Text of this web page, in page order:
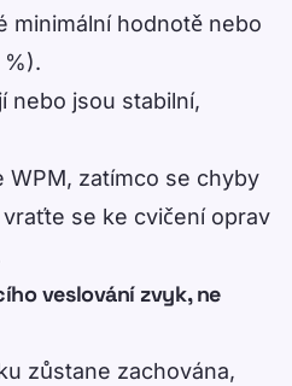
minimální hodnotě nebo
nebo jsou stabilní,
WPM, zatímco se chyby
se ke cvičení oprav
veslování zvyk, ne
zůstane zachována,